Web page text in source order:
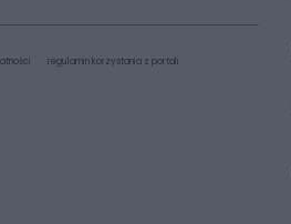
regulamin korzystania z portali